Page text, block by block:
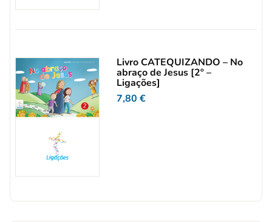
Livro CATEQUIZANDO – No
abraço de Jesus [2º –
Ligações]
7,80€